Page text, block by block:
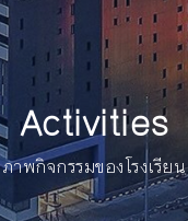
Activities
ภาพกิจกรรมของโรงเรียน